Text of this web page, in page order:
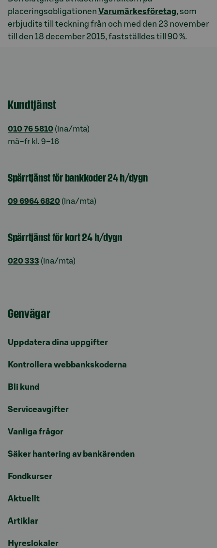
placeringsobligationen Varumärkesföretag, som
erbjudits till teckning från och med den 23 november
till den 18 december 2015, fastställdes till 90 %.
Kundtjänst
010 76 5810 (lna/mta)
må–fr kl. 9–16
Spärrtjänst för bankkoder 24 h/dygn
09 6964 6820 (lna/mta)
Spärrtjänst för kort 24 h/dygn
020 333 (lna/mta)
Genvägar
Uppdatera dina uppgifter
Kontrollera webbankskoderna
Bli kund
Serviceavgifter
Vanliga frågor
Säker hantering av bankärenden
Fondkurser
Aktuellt
Artiklar
Hyreslokaler